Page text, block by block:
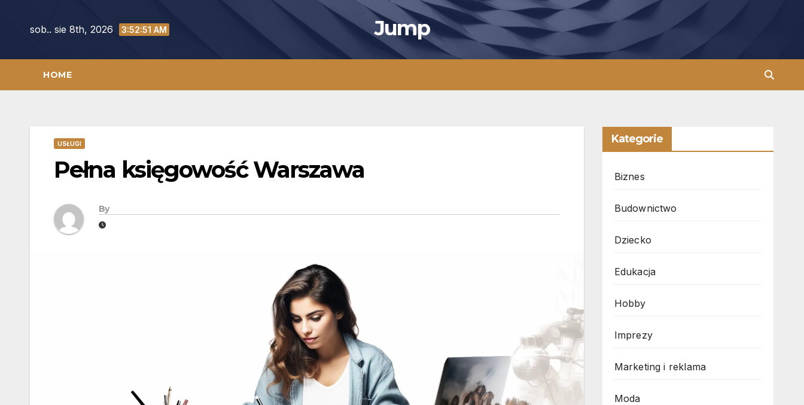
sob.. sie 8th, 2026 3:52:52 AM Jump
HOME
USŁUGI
Pełna księgowość Warszawa
By
Kategorie
Biznes
Budownictwo
Dziecko
Edukacja
Hobby
Imprezy
Marketing i reklama
Moda